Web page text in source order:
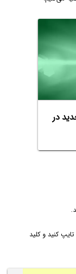
در
کنید و کلید